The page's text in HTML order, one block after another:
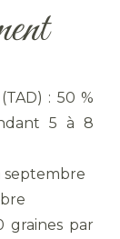
: 50 %
5 à 8
septembre
graines par